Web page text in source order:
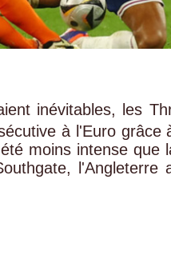
inévitables, les
à l'Euro grâce
moins intense que
l'Angleterre